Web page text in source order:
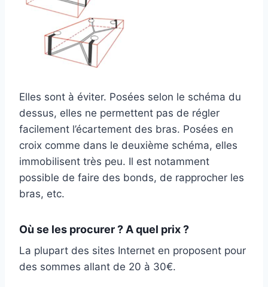
Elles sont à éviter. Posées selon le schéma du
dessus, elles ne permettent pas de régler
facilement l’écartement des bras. Posées en
croix comme dans le deuxième schéma, elles
immobilisent très peu. Il est notamment
possible de faire des bonds, de rapprocher les
bras, etc.
Où se les procurer ? A quel prix ?
La plupart des sites Internet en proposent pour
des sommes allant de 20 à 30€.